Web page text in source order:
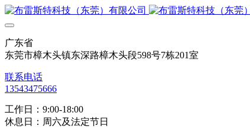
广东省
东莞市樟木头镇东深路樟木头段598号7栋201室
联系电话
13543475666
工作日：9:00-18:00
休息日：周六及法定节日